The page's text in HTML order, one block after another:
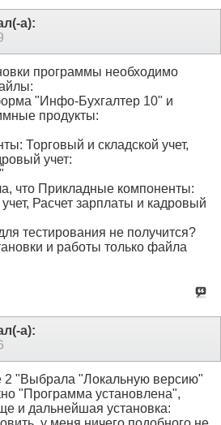
а):
программы необходимо
"Инфо-Бухгалтер 10" и
продукты:
Торговый и складской учет,
учет:
что Прикладные компоненты:
Расчет зарплаты и кадровый
тестирования не получится?
и работы только файла
а):
2 "Выбрала "Локальную версию"
"Программа установлена",
и дальнейшая установка: